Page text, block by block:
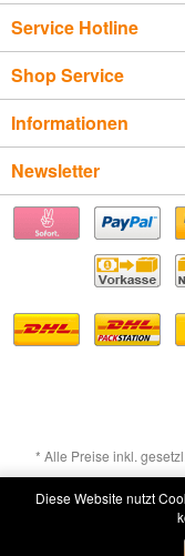
Service Hotline
Shop Service
Informationen
Newsletter
* Alle Preise inkl.
Diese Website nutzt